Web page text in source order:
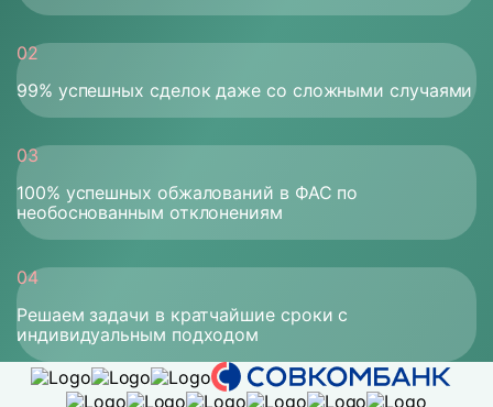
99% успешных сделок даже со сложными случаями
100% успешных обжалований в ФАС по
необоснованным отклонениям
Решаем задачи в кратчайшие сроки с
индивидуальным подходом
Банки
партнеры